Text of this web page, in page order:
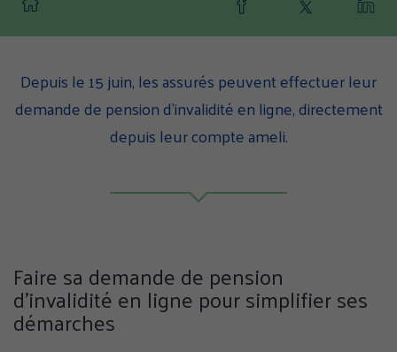
Partager
cette
sur
Facebook
(nouvelle
fenêtre)
Partager
cette
sur
Twitter
(nouvelle
cette
sur
Depuis le 15 juin, les assurés peuvent effectuer leur
demande de pension d’invalidité en ligne, directement
depuis leur compte ameli.
Faire sa demande de pension
d’invalidité en ligne pour simplifier ses
démarches